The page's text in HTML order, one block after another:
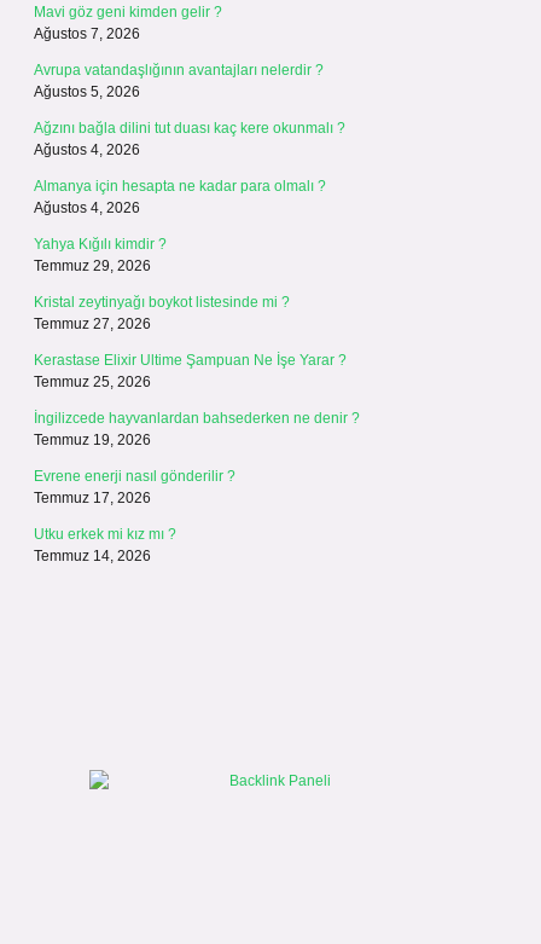
Mavi göz geni kimden gelir ?
Ağustos 7, 2026
Avrupa vatandaşlığının avantajları nelerdir ?
Ağustos 5, 2026
Ağzını bağla dilini tut duası kaç kere okunmalı ?
Ağustos 4, 2026
Almanya için hesapta ne kadar para olmalı ?
Ağustos 4, 2026
Yahya Kığılı kimdir ?
Temmuz 29, 2026
Kristal zeytinyağı boykot listesinde mi ?
Temmuz 27, 2026
Kerastase Elixir Ultime Şampuan Ne İşe Yarar ?
Temmuz 25, 2026
İngilizcede hayvanlardan bahsederken ne denir ?
Temmuz 19, 2026
Evrene enerji nasıl gönderilir ?
Temmuz 17, 2026
Utku erkek mi kız mı ?
Temmuz 14, 2026